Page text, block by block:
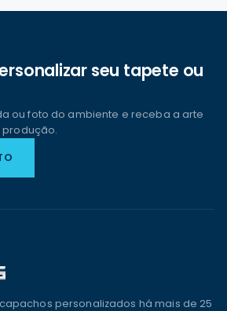
seu tapete ou
ou foto do ambiente e receba a arte
produção.
personalizados há mais de 25